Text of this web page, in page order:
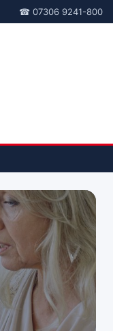
☎ 07306 9241-800